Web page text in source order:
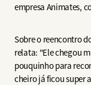
empresa Animates,
Sobre o reencontro
relata: "Ele chegou
pouquinho para
cheiro já ficou super